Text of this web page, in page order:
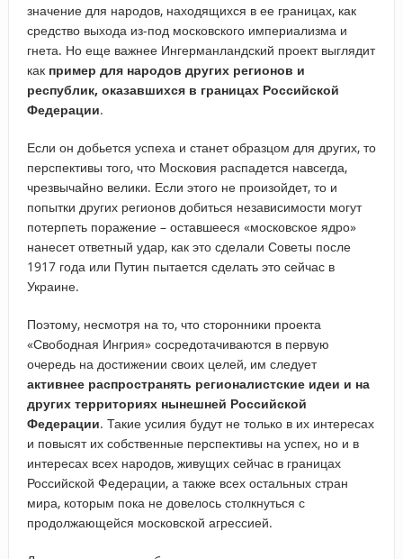
значение для народов, находящихся в ее границах, как
средство выхода из-под московского империализма и
гнета. Но еще важнее Ингерманландский проект выглядит
как пример для народов других регионов и
республик, оказавшихся в границах Российской
Федерации.
Если он добьется успеха и станет образцом для других, то
перспективы того, что Московия распадется навсегда,
чрезвычайно велики. Если этого не произойдет, то и
попытки других регионов добиться независимости могут
потерпеть поражение – оставшееся «московское ядро»
нанесет ответный удар, как это сделали Советы после
1917 года или Путин пытается сделать это сейчас в
Украине.
Поэтому, несмотря на то, что сторонники проекта
«Свободная Ингрия» сосредотачиваются в первую
очередь на достижении своих целей, им следует
активнее распространять регионалистские идеи и на
других территориях нынешней Российской
Федерации. Такие усилия будут не только в их интересах
и повысят их собственные перспективы на успех, но и в
интересах всех народов, живущих сейчас в границах
Российской Федерации, а также всех остальных стран
мира, которым пока не довелось столкнуться с
продолжающейся московской агрессией.